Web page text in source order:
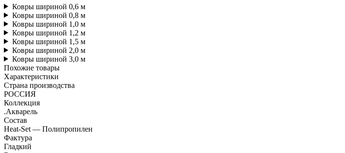
Ковры шириной 0,6 м
Ковры шириной 0,8 м
Ковры шириной 1,0 м
Ковры шириной 1,2 м
Ковры шириной 1,5 м
Ковры шириной 2,0 м
Ковры шириной 3,0 м
Похожие товары
Характеристики
Страна производства
РОССИЯ
Коллекция
.Акварель
Состав
Heat-Set — Полипропилен
Фактура
Гладкий